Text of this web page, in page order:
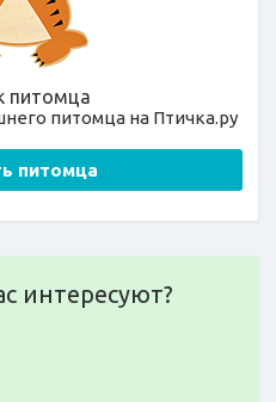
питомца
питомца на Птичка.ру
питомца
интересуют?